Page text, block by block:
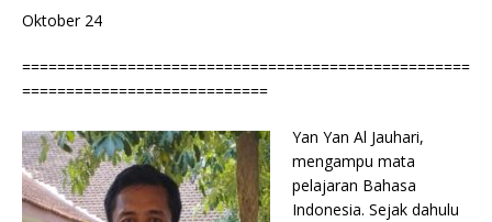
Oktober 24
===================================================
============================
Yan Yan Al Jauhari,
mengampu mata
pelajaran Bahasa
Indonesia. Sejak dahulu